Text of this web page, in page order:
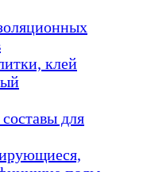
клей
для